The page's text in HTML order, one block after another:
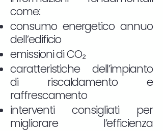
come:
consumo energetico annuo
dell’edificio
emissioni di CO₂
caratteristiche dell’impianto
di riscaldamento e
raffrescamento
interventi consigliati per
migliorare l’efficienza